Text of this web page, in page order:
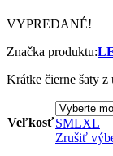
VYPREDANÉ!
Značka produktu:
Krátke čierne šaty z
VeľkosťSMLXL
Zrušiť